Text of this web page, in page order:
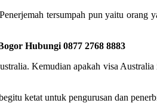
tersumpah pun yaitu orang
Hubungi 0877 2768 8883
Kemudian apakah visa
ketat untuk pengurusan dan